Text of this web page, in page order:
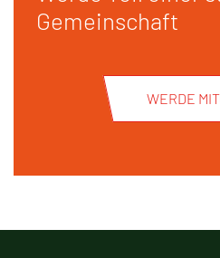
Gemeinschaft
WERDE